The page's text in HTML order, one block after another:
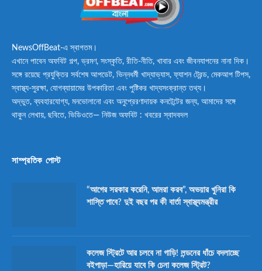
NewsOffBeat-এ স্বাগতম।
এখানে পাবেন অফবিট গল্প, ভ্রমণ, সংস্কৃতি, রীতি-নীতি, খাবার এবং জীবনযাপনের নানা দিক।
সঙ্গে রয়েছে প্রযুক্তির সর্বশেষ আপডেট, ভিন্নধর্মী খাদ্যাভ্যাস, ফ্যাশন ট্রেন্ড, মেকআপ টিপস,
স্বাস্থ্য-সুরক্ষা, যোগব্যায়ামের উপকারিতা এবং পুষ্টিকর খাদ্যসংক্রান্ত তথ্য।
অদ্ভুত, ব্যবহারযোগ্য, মনভোলানো এবং অনুপ্রেরণাদায়ক কনটেন্টের জন্য, আমাদের সঙ্গে
থাকুন লেখায়, ছবিতে, ভিডিওতে— নিউজ অফবিট : খবরের স্বাদবদল
সাম্প্রতিক পোস্ট
“আগের সরকার করেনি, আমরা করব”, অভয়ার খুনিরা কি
শাস্তি পাবে? দুই বছর পর কী বার্তা স্বাস্থ্যমন্ত্রীর
কলেজ স্ট্রিটে আর চলবে না গাড়ি! লন্ডনের ধাঁচে বদলাচ্ছে
বইপাড়া—হারিয়ে যাবে কি চেনা কলেজ স্ট্রিট?